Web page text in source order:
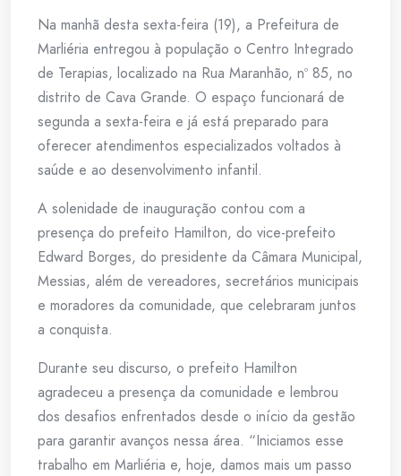
Na manhã desta sexta-feira (19), a Prefeitura de
Marliéria entregou à população o Centro Integrado
de Terapias, localizado na Rua Maranhão, nº 85, no
distrito de Cava Grande. O espaço funcionará de
segunda a sexta-feira e já está preparado para
oferecer atendimentos especializados voltados à
saúde e ao desenvolvimento infantil.
A solenidade de inauguração contou com a
presença do prefeito Hamilton, do vice-prefeito
Edward Borges, do presidente da Câmara Municipal,
Messias, além de vereadores, secretários municipais
e moradores da comunidade, que celebraram juntos
a conquista.
Durante seu discurso, o prefeito Hamilton
agradeceu a presença da comunidade e lembrou
dos desafios enfrentados desde o início da gestão
para garantir avanços nessa área. “Iniciamos esse
trabalho em Marliéria e, hoje, damos mais um passo